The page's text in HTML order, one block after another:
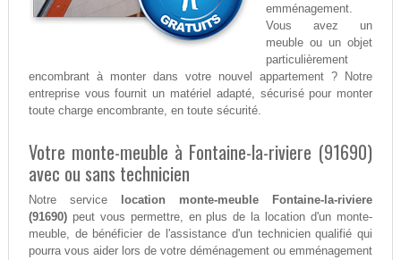
emménagement.
Vous avez un
meuble ou un objet
particulièrement
encombrant à monter dans votre nouvel appartement ? Notre
entreprise vous fournit un matériel adapté, sécurisé pour monter
toute charge encombrante, en toute sécurité.
Votre monte-meuble à Fontaine-la-riviere (91690)
avec ou sans technicien
Notre service
location monte-meuble Fontaine-la-riviere
(91690)peut vous permettre, en plus de la location d'un monte-
meuble, de bénéficier de l'assistance d'un technicien qualifié qui
pourra vous aider lors de votre déménagement ou emménagement